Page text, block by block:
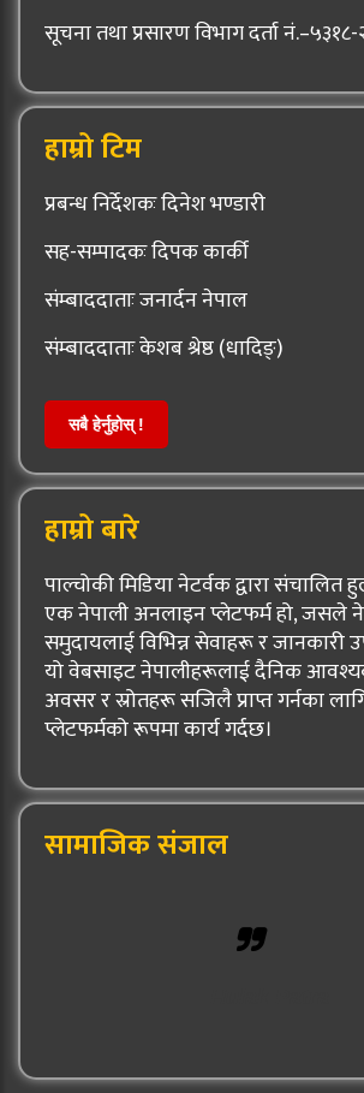
सूचना तथा प्रसारण विभाग दर्ता
हाम्रो टिम
प्रबन्ध निर्देशकः दिनेश भण्डारी
सह-सम्पादकः दिपक कार्की
संम्बाददाताः जनार्दन नेपाल
संम्बाददाताः केशब श्रेष्ठ (धादिङ्)
सबै हेर्नुहोस् !
हाम्रो बारे
पाल्चोकी मिडिया नेटर्वक द्वारा
एक नेपाली अनलाइन प्लेटफर्म हो, जसले
समुदायलाई विभिन्न सेवाहरू र जानकारी
यो वेबसाइट नेपालीहरूलाई दैनिक
अवसर र स्रोतहरू सजिलै प्राप्त गर्नका
प्लेटफर्मको रूपमा कार्य गर्दछ।
सामाजिक संजाल